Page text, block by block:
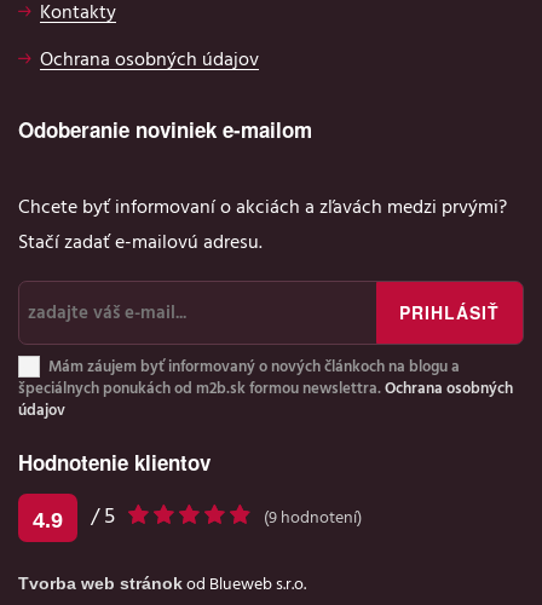
Kontakty
Ochrana osobných údajov
Odoberanie noviniek e-mailom
Chcete byť informovaní o akciách a zľavách medzi prvými?
Stačí zadať e-mailovú adresu.
Mám záujem byť informovaný o nových článkoch na blogu a
špeciálnych ponukách od m2b.sk formou newslettra. Ochrana osobných
údajov
Hodnotenie klientov
4.9 / 5 (9 hodnotení)
Tvorba web stránok od Blueweb s.r.o.